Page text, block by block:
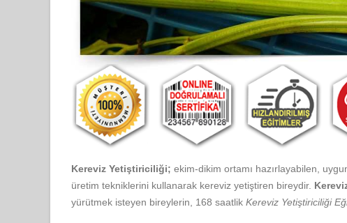
Kereviz Yetiştiriciliği; ekim-dikim ortamı hazırlayabilen,
üretim tekniklerini kullanarak kereviz yetiştiren bireydir.
yürütmek isteyen bireylerin, 168 saatlik Kereviz Yetiştiriciliği